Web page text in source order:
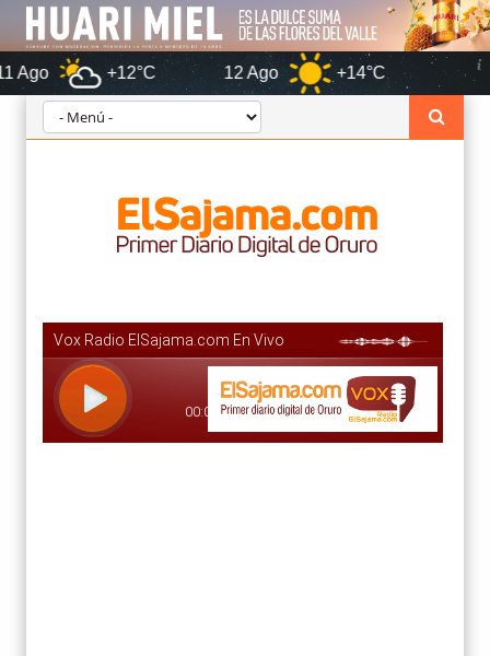
+12°C 12 Ago +14°C Oruro